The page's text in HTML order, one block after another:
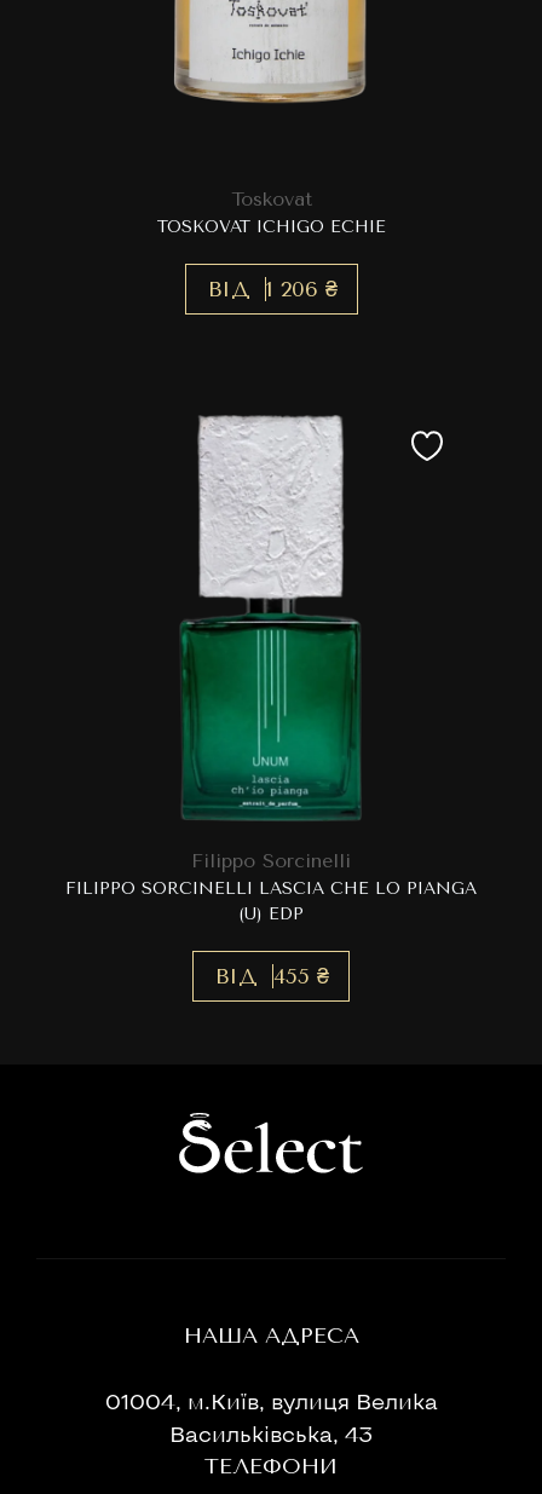
Toskovat
TOSKOVAT ICHIGO ECHIE
ВІД 1 206 ₴
Filippo Sorcinelli
FILIPPO SORCINELLI LASCIA CHE LO PIANGA
(U) EDP
ВІД 455 ₴
НАША АДРЕСА
01004, м.Київ, вулиця Велика
Васильківська, 43
ТЕЛЕФОНИ